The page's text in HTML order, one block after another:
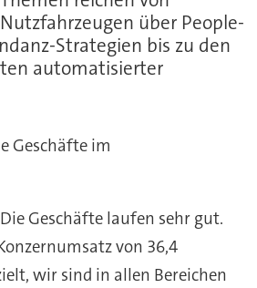
über People-
Strategien bis zu den
automatisierter
Geschäfte im
Geschäfte laufen sehr gut.
von 36,4
wir sind in allen Bereichen